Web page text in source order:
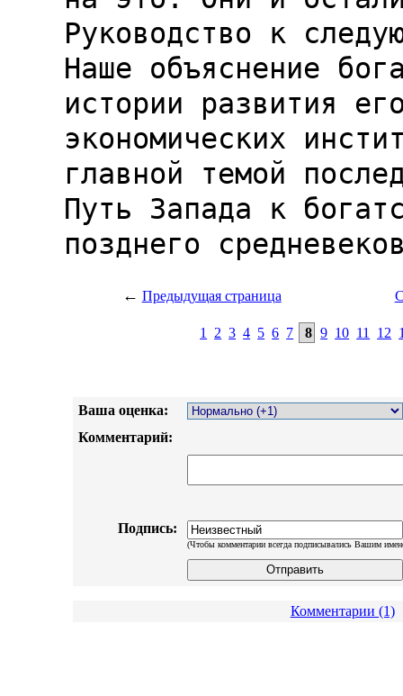
← Предыдущая страница
1 2 3 4 5 6 7 8 9 10 11 12
Ваша оценка:
Комментарий:
Подпись:
(Чтобы комментарии всегда подписывались Вашим
Комментарии (1)